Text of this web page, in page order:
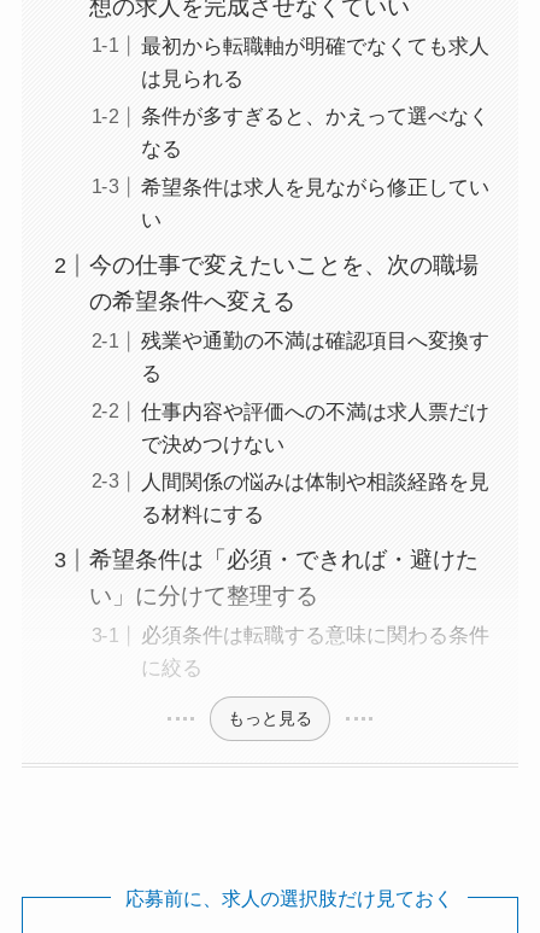
想の求人を完成させなくていい
最初から転職軸が明確でなくても求人
は見られる
条件が多すぎると、かえって選べなく
なる
希望条件は求人を見ながら修正してい
い
今の仕事で変えたいことを、次の職場
の希望条件へ変える
残業や通勤の不満は確認項目へ変換す
る
仕事内容や評価への不満は求人票だけ
で決めつけない
人間関係の悩みは体制や相談経路を見
る材料にする
希望条件は「必須・できれば・避けた
い」に分けて整理する
必須条件は転職する意味に関わる条件
に絞る
もっと見る
応募前に、求人の選択肢だけ見ておく